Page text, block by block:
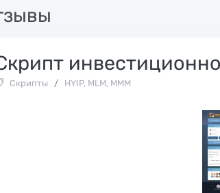
Скрипты / HYIP, MLM, МММ